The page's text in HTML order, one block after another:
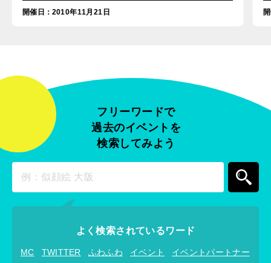
開催日 ：2010年11月21日
フリーワードで
過去のイベントを
検索してみよう
よく検索されているワード
MC TWITTER ふわふわ イベント
イベントパートナー